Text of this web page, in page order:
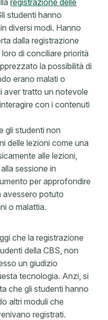
registrazione delle
studenti hanno
diversi modi. Hanno
dalla registrazione
di conciliare priorità
la possibilità di
erano malati o
aver tratto un notevole
con i contenuti
gli studenti non
delle lezioni come una
alle lezioni,
sessione in
per approfondire
avessero potuto
o malattia.
che la registrazione
della CBS, non
un giudizio
tecnologia. Anzi, si
che gli studenti hanno
altri moduli che
registrati.